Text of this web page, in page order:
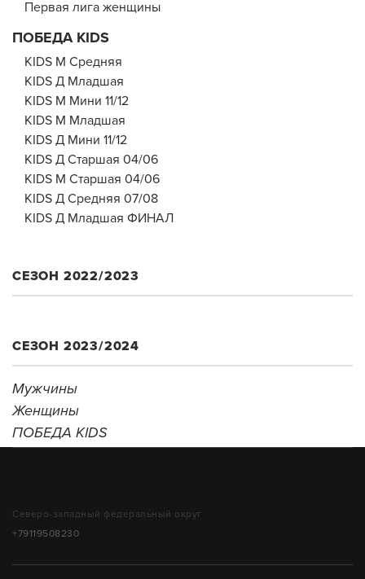
Первая лига женщины
ПОБЕДА KIDS
KIDS М Средняя
KIDS Д Младшая
KIDS М Мини 11/12
KIDS М Младшая
KIDS Д Мини 11/12
KIDS Д Старшая 04/06
KIDS М Старшая 04/06
KIDS Д Средняя 07/08
KIDS Д Младшая ФИНАЛ
СЕЗОН 2022/2023
СЕЗОН 2023/2024
Мужчины
Женщины
ПОБЕДА KIDS
Северо-западный федеральный округ
+79119508230